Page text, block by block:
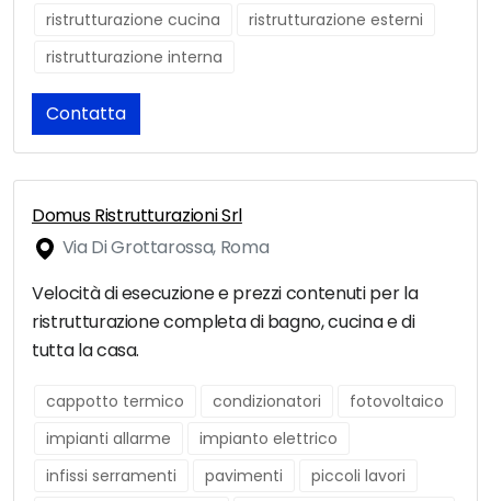
ristrutturazione cucina
ristrutturazione esterni
ristrutturazione interna
Contatta
Domus Ristrutturazioni Srl
Via Di Grottarossa, Roma
Velocità di esecuzione e prezzi contenuti per la
ristrutturazione completa di bagno, cucina e di
tutta la casa.
cappotto termico condizionatori
fotovoltaico
impianti allarme
impianto elettrico
infissi serramenti
pavimenti
piccoli lavori